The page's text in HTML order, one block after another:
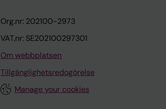
Org.nr: 202100-2973
VAT.nr: SE202100297301
Om webbplatsen
Tillgänglighetsredogörelse
Manage your cookies